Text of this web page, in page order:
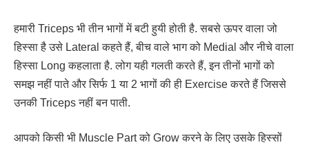
हमारी Triceps भी तीन भागों में बटी हुयी होती है. सबसे ऊपर वाला जो
हिस्सा है उसे Lateral कहते हैं, बीच वाले भाग को Medial और नीचे वाला
हिस्सा Long कहलाता है. लोग यही गलती करते हैं, इन तीनों भागों को
समझ नहीं पाते और सिर्फ 1 या 2 भागों की ही Exercise करते हैं जिससे
उनकी Triceps नहीं बन पाती.
आपको किसी भी Muscle Part को Grow करने के लिए उसके हिस्सों